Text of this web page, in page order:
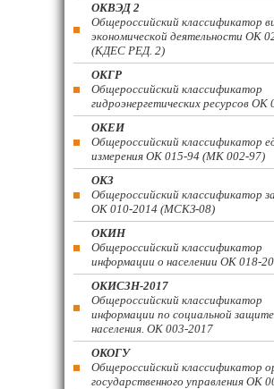
ОКВЭД 2
Общероссийский классификатор
экономической деятельности ОК
(КДЕС РЕД. 2)
ОКГР
Общероссийский классификатор
гидроэнергетических ресурсов ОК
ОКЕИ
Общероссийский классификатор
измерения ОК 015-94 (МК 002-97)
ОКЗ
Общероссийский классификатор
ОК 010-2014 (МСКЗ-08)
ОКИН
Общероссийский классификатор
информации о населении ОК 018-
ОКИСЗН-2017
Общероссийский классификатор
информации по социальной защите
населения. ОК 003-2017
ОКОГУ
Общероссийский классификатор
государственного управления ОК